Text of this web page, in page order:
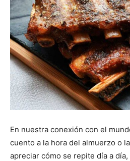
En nuestra conexión con el
cuento a la hora del almuerzo o
apreciar cómo se repite día a